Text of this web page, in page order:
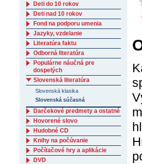
Deti do 10 rokov
Deti nad 10 rokov
Fond na podporu umenia
Jazyky, vzdelanie
Literatúra faktu
Odborná literatúra
Populárne náučná pre
dospelých
Slovenská literatúra
Slovenská klasika
Slovenská súčasná
Darčekové predmety a ostatné
Hovorené slovo
Hudobné CD
Knihy na počúvanie
Počítačové hry a aplikácie
DVD